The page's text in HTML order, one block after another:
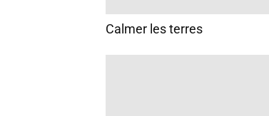
Calmer les terres